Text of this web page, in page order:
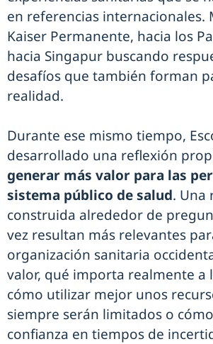
en referencias internacionales.
Kaiser Permanente, hacia los
hacia Singapur buscando
desafíos que también forman
realidad.
Durante ese mismo tiempo,
desarrollado una reflexión
generar más valor para las
sistema público de salud. Una
construida alrededor de
vez resultan más relevantes
organización sanitaria
valor, qué importa realmente a
cómo utilizar mejor unos
siempre serán limitados o
confianza en tiempos de